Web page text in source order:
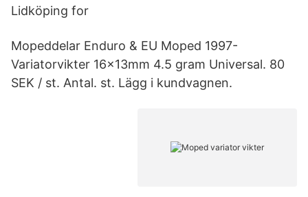
Lidköping for
Mopeddelar Enduro & EU Moped 1997-
Variatorvikter 16x13mm 4.5 gram Universal. 80
SEK / st. Antal. st. Lägg i kundvagnen.